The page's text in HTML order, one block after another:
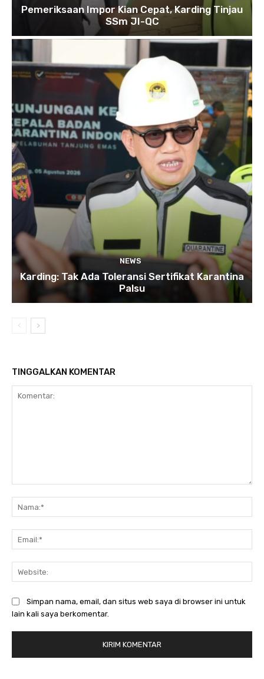
Pemeriksaan Impor Kian Cepat, Karding Tinjau
SSm JI-QC
NEWS
Karding: Tak Ada Toleransi Sertifikat Karantina
Palsu
TINGGALKAN KOMENTAR
Simpan nama, email, dan situs web saya di browser ini untuk
lain kali saya berkomentar.